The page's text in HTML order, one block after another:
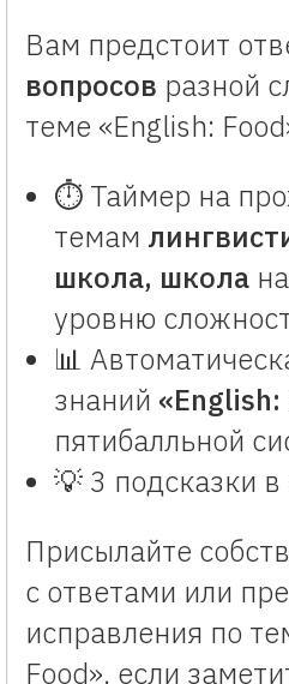
Вам предстоит
вопросов разной
теме «English:
⏱️ Таймер на
темам
школа, школа
уровню
📊
знаний «English:
пятибалльной
💡 3 подсказки в
Присылайте
с ответами или
исправления по
Food», если